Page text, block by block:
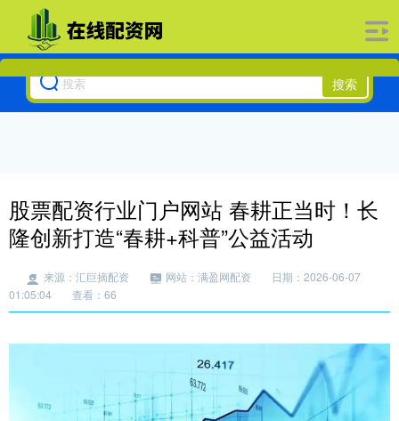
搜索
股票配资行业门户网站 春耕正当时！长
隆创新打造“春耕+科普”公益活动
来源：汇巨摘配资 网站：满盈网配资
日期：2026-06-07
01:05:04
查看：66